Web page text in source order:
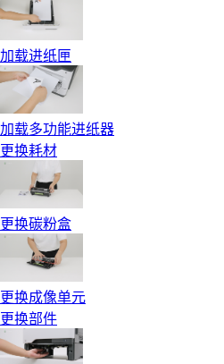
加载进纸匣
加载多功能进纸器
更换耗材
更换碳粉盒
更换成像单元
更换部件